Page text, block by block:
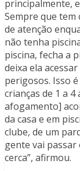
principalmente,
Sempre que tem
de atenção
não tenha
piscina, fecha a
deixa ela
perigosos. Isso
crianças de 1 a
afogamento]
da casa e em
clube, de um
gente vai passar
cerca”, afirmou.